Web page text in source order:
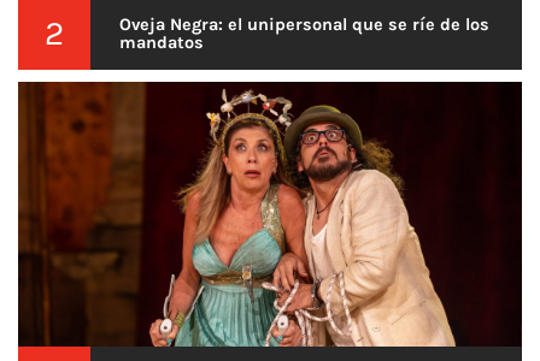
2
Oveja Negra: el unipersonal que se ríe de los
mandatos